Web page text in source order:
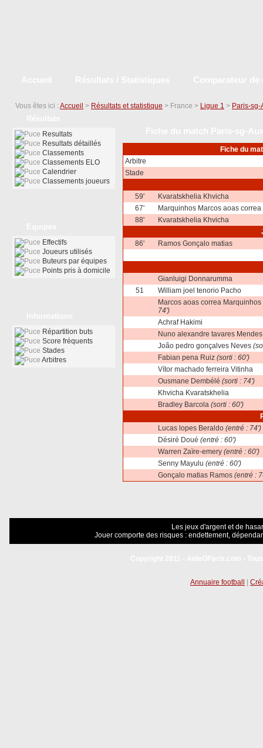
Vous êtes ici : Accueil > Résultats et statistique > France > Ligue 1 > Paris-sg-
Fiche du
Arbitre
Stade
59'
Kvaratskhelia Khvicha
67'
Marquinhos Marcos aoas correa
88'
Kvaratskhelia Khvicha
86'
Ramos Gonçalo matias
Gianluigi Donnarumma
51
William joel tenorio Pacho
Marcos aoas correa Marquinhos
74')
Achraf Hakimi
Nuno alexandre tavares Mendes
João pedro gonçalves Neves
Fabian pena Ruiz (sorti : 60')
Vítor machado ferreira Vitinha
Ousmane Dembélé (sorti : 74')
Khvicha Kvaratskhelia
Bradley Barcola (sorti : 60')
Lucas lopes Beraldo (entré : 74')
Désiré Doué (entré : 60')
Warren Zaïre-emery (entré : 60')
Senny Mayulu (entré : 60')
Gonçalo matias Ramos (entré :
Resultats
Resultats détaillés
Classements
Classements ELO
Calendrier
Classements joueurs
Effectifs
Joueurs utilisés
Buteurs par équipes
Points pris à domicile
Répartition buts
Score fréquents
Stades
Arbitres
Les jeux d'argent et de
Jouer comporte des risques : endettement,
Annuaire football